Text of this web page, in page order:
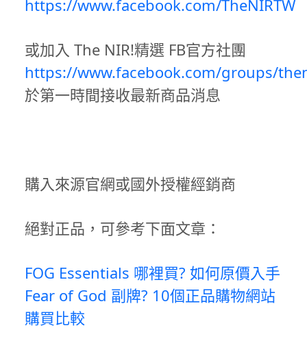
https://www.facebook.com/TheNIRTW
或加入 The NIR!精選 FB官方社團
https://www.facebook.com/groups/
於第一時間接收最新商品消息
購入來源官網或國外授權經銷商
絕對正品，可參考下面文章：
FOG Essentials 哪裡買? 如何原價入手
Fear of God 副牌? 10個正品購物網站
購買比較